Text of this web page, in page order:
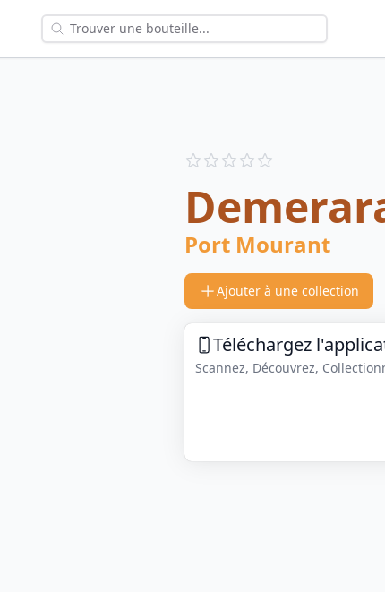
Reviews
Port Mourant
Ajouter à une collection
Téléchargez
Scannez, Découvrez,